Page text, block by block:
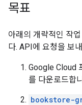
목표
아래의 개략적인 작
다. API에 요청을 보
Google Cloud
를 다운로드합
bookstore-